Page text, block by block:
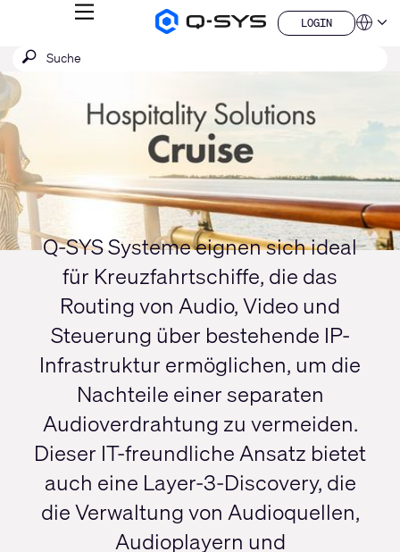
Q-
MENÜ
LOGIN
LOGIN
QSYS.com (English)
日本語
한국어
China (中文)
Suche
SUCHE
Aktuelle
Folie:
1
/
1
Q-SYS Systeme eignen sich ideal
für Kreuzfahrtschiffe, die das
Routing von Audio, Video und
Steuerung über bestehende IP-
Infrastruktur ermöglichen, um die
Nachteile einer separaten
Audioverdrahtung zu vermeiden.
Dieser IT-freundliche Ansatz bietet
auch eine Layer-3-Discovery, die
die Verwaltung von Audioquellen,
Audioplayern und